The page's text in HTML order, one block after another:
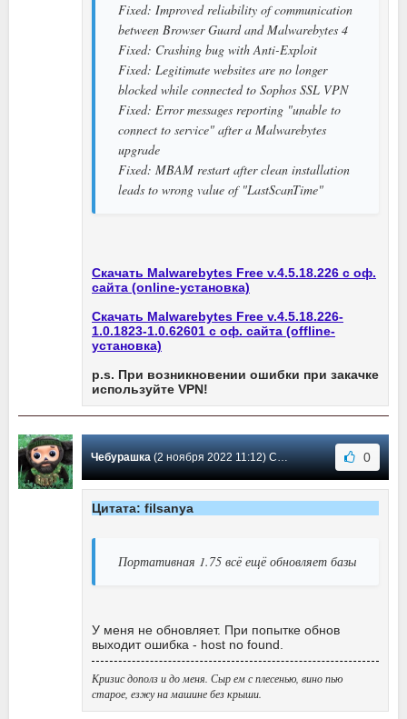
Fixed: Improved reliability of communication
between Browser Guard and Malwarebytes 4
Fixed: Crashing bug with Anti-Exploit
Fixed: Legitimate websites are no longer
blocked while connected to Sophos SSL VPN
Fixed: Error messages reporting "unable to
connect to service" after a Malwarebytes
upgrade
Fixed: MBAM restart after clean installation
leads to wrong value of "LastScanTime"
Скачать Malwarebytes Free v.4.5.18.226 с оф.
сайта (online-установка)
Скачать Malwarebytes Free v.4.5.18.226-
1.0.1823-1.0.62601 с оф. сайта (offline-
установка)
p.s. При возникновении ошибки при закачке
используйте VPN!
Чебурашка(2 ноября 2022 11:12) Сообщение #1807 0
Цитата: filsanya
Портативная 1.75 всё ещё обновляет базы
У меня не обновляет. При попытке обнов
выходит ошибка - host no found.
Кризис дополз и до меня. Сыр ем с плесенью, вино пью
старое, езжу на машине без крыши.